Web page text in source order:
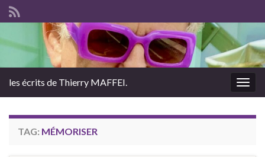
les écrits de Thierry MAFFEI.
TAG: MÉMORISER